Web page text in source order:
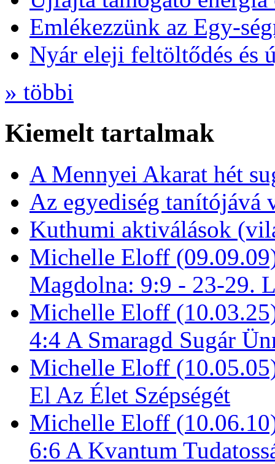
Emlékezzünk az Egy-
Nyár eleji feltöltődés és
» többi
Kiemelt tartalmak
A Mennyei Akarat hét
Az egyediség tanítójává
Kuthumi aktiválások
Michelle Eloff
Magdolna: 9:9 - 23-29.
Michelle Eloff
4:4 A Smaragd Sugár
Michelle Eloff
El Az Élet Szépségét
Michelle Eloff
6:6 A Kvantum